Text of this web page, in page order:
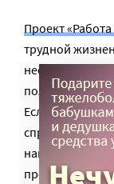
Проект
трудной
необходимым.
получают
Если
справочную
найти работу,
проситель